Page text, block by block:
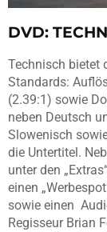
DVD:
Technisch bietet
Standards:
(2.39:1) sowie
neben Deutsch
Slowenisch
die Untertitel.
unter den
einen
sowie einen
Regisseur Brian